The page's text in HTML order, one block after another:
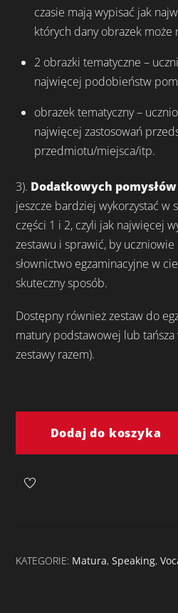
czasie mają wypisać jak
których dany obrazek może
2 obrazki tematyczne –
najwięcej podobieństw
obrazek tematyczny –
najwięcej zastosowań
przedmiotu/miejsca/itp.
3). Dodatkowych
jeszcze bardziej wykorzystać w
części 1 i 2, czyli jak najwięcej
zestawu i sprawić, by
słownictwo egzaminacyjne w
skuteczny sposób.
Dostępny również zestaw do
matury podstawowej lub
zestawy razem).
FlippedDodaj do koszyka
KATEGORIE: Matura,Speaking,